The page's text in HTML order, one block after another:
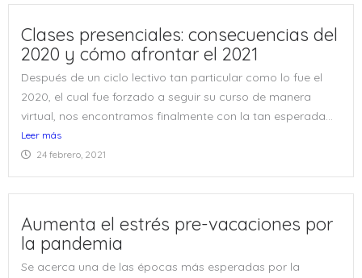
Clases presenciales: consecuencias del
2020 y cómo afrontar el 2021
Después de un ciclo lectivo tan particular como lo fue el
2020, el cual fue forzado a seguir su curso de manera
virtual, nos encontramos finalmente con la tan esperada...
Leer más
24 febrero, 2021
Aumenta el estrés pre-vacaciones por
la pandemia
Se acerca una de las épocas más esperadas por la